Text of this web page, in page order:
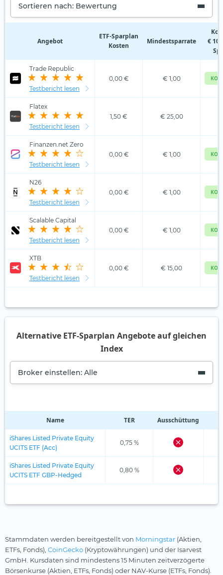
Sortieren nach: Bewertung
Angebot
ETF‑Sparplan
Kosten
Mindestsparrate
€
Trade Republic
Testbericht lesen
0,00 € € 1,00
Flatex
Testbericht lesen
1,50 € € 25,00
Finanzen.net Zero
Testbericht lesen
0,00 € € 1,00
N26
Testbericht lesen
0,00 € € 1,00
Scalable Capital
Testbericht lesen
0,00 € € 1,00
XTB
Testbericht lesen
0,00 € € 15,00
Alternative ETF-Sparplan Angebote auf gleichen
Index
Broker einstellen: Alle
Name TER Ausschüttung
iShares Listed Private Equity
UCITS ETF (Acc)
0,75 %
iShares Listed Private Equity
UCITS ETF GBP-Hedged
0,80 %
Stammdaten werden bereitgestellt von Morningstar (Aktien,
ETFs, Fonds), CoinGecko (Kryptowährungen) und der Isarvest
GmbH. Kursdaten sind mindestens 15 Minuten zeitverzögerte
Börsenkurse (Aktien, ETFs, Fonds) oder NAV-Kurse (ETFs, Fonds).